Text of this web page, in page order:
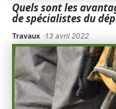
Quels sont les
de spécialistes du
Travaux 13 avril 2022